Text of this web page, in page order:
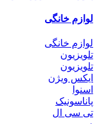
لوازم خانگی
لوازم خانگی
تلویزیون
تلویزیون
ایکس ویژن
اسنوا
پاناسونیک
تی سی ال